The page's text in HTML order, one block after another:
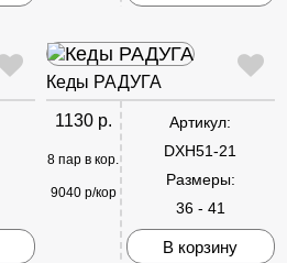
Кеды РАДУГА
1130 р.
8 пар в кор.
9040 р/кор
Артикул:
DXH51-21
Размеры:
36 - 41
В корзину